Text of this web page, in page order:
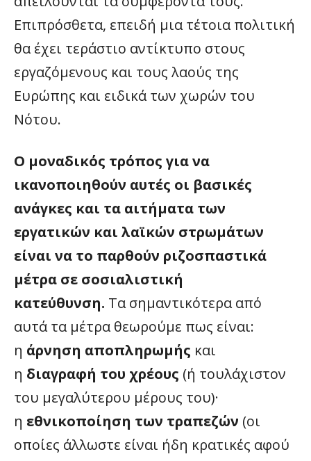
Επιπρόσθετα, επειδή μια τέτοια πολιτική
θα έχει τεράστιο αντίκτυπο στους
εργαζόμενους και τους λαούς της
Ευρώπης και ειδικά των χωρών του
Νότου.
Ο μοναδικός τρόπος για να
ικανοποιηθούν αυτές οι βασικές
ανάγκες και τα αιτήματα των
εργατικών και λαϊκών στρωμάτων
είναι να το παρθούν ριζοσπαστικά
μέτρα σε σοσιαλιστική
κατεύθυνση. Τα σημαντικότερα από
αυτά τα μέτρα θεωρούμε πως είναι:
η άρνηση αποπληρωμής και
η διαγραφή του χρέους (ή τουλάχιστον
του μεγαλύτερου μέρους του)·
η εθνικοποίηση των τραπεζών (οι
οποίες άλλωστε είναι ήδη κρατικές αφού